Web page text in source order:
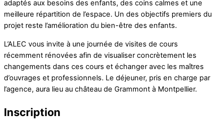
adaptés aux besoins des enfants, des coins calmes et une
meilleure répartition de l’espace. Un des objectifs premiers du
projet reste l’amélioration du bien-être des enfants.
L’ALEC vous invite à une journée de visites de cours
récemment rénovées afin de visualiser concrètement les
changements dans ces cours et échanger avec les maîtres
d’ouvrages et professionnels. Le déjeuner, pris en charge par
l’agence, aura lieu au château de Grammont à Montpellier.
Inscription